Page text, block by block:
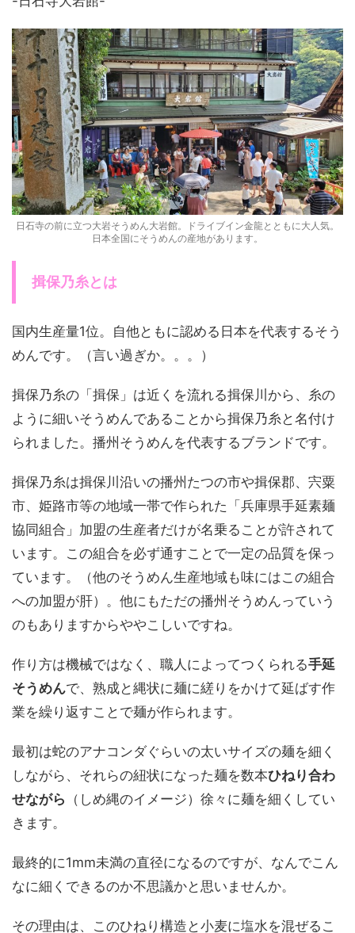
日石寺の前に立つ大岩そうめん大岩館。ドライブイン金龍とともに大人気。
日本全国にそうめんの産地があります。
揖保乃糸とは
国内生産量1位。自他ともに認める日本を代表するそう
めんです。（言い過ぎか。。。）
揖保乃糸の「揖保」は近くを流れる揖保川から、糸の
ように細いそうめんであることから揖保乃糸と名付け
られました。播州そうめんを代表するブランドです。
揖保乃糸は揖保川沿いの播州たつの市や揖保郡、宍粟
市、姫路市等の地域一帯で作られた「兵庫県手延素麺
協同組合」加盟の生産者だけが名乗ることが許されて
います。この組合を必ず通すことで一定の品質を保っ
ています。（他のそうめん生産地域も味にはこの組合
への加盟が肝）。他にもただの播州そうめんっていう
のもありますからややこしいですね。
作り方は機械ではなく、職人によってつくられる手延
そうめんで、熟成と縄状に麺に縒りをかけて延ばす作
業を繰り返すことで麺が作られます。
最初は蛇のアナコンダぐらいの太いサイズの麺を細く
しながら、それらの紐状になった麺を数本ひねり合わ
せながら （しめ縄のイメージ）徐々に麺を細くしてい
きます。
最終的に1mm未満の直径になるのですが、なんでこん
なに細くできるのか不思議かと思いませんか。
その理由は、このひねり構造と小麦に塩水を混ぜるこ